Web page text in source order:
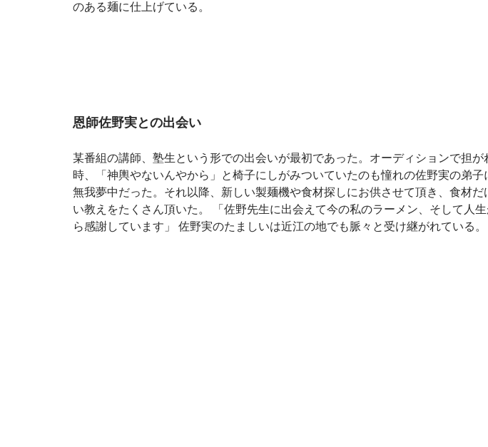
のある麺に仕上げている。
恩師佐野実との出会い
某番組の講師、塾生という形での出会いが最初であった。オーディションで担が
時、「神輿やないんやから」と椅子にしがみついていたのも憧れの佐野実の弟
無我夢中だった。それ以降、新しい製麺機や食材探しにお供させて頂き、食材
い教えをたくさん頂いた。 「佐野先生に出会えて今の私のラーメン、そして人
ら感謝しています」 佐野実のたましいは近江の地でも脈々と受け継がれている。